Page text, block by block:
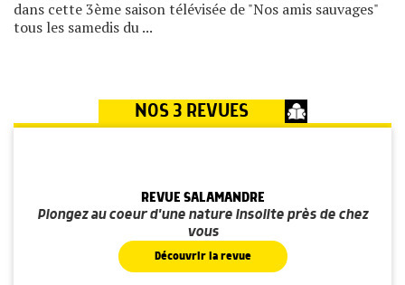
dans cette 3ème saison télévisée de "Nos amis sauvages"
tous les samedis du ...
NOS 3 REVUES
REVUE SALAMANDRE
Plongez au coeur d'une nature insolite près de chez
vous
Découvrir la revue